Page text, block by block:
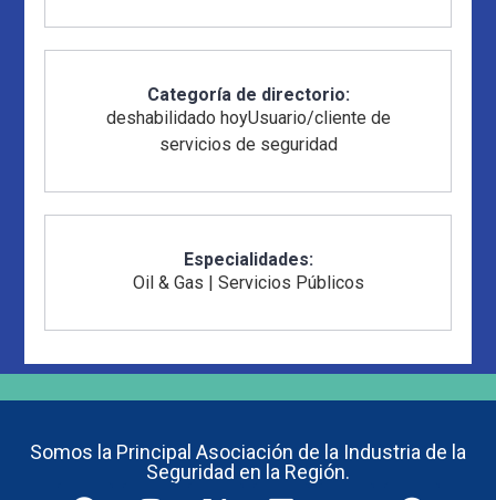
Categoría de directorio:
deshabilidado hoyUsuario/cliente de
servicios de seguridad
Especialidades:
Oil & Gas | Servicios Públicos
Somos la Principal Asociación de la Industria de la
Seguridad en la Región.